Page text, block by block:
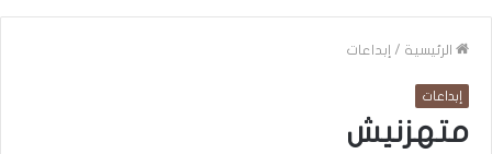
الرئيسية / إبداعات
إبداعات
متهزنيش